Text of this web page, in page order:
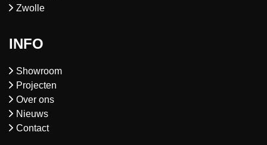
Zwolle
INFO
Showroom
Projecten
Over ons
Nieuws
Contact